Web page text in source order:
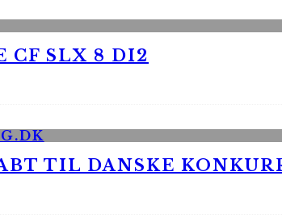
CF SLX 8 DI2
TIL DANSKE